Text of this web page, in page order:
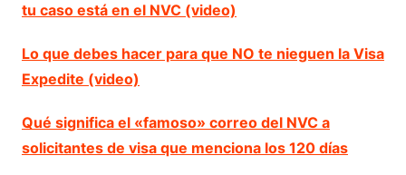
tu caso está en el NVC (video)
Lo que debes hacer para que NO te nieguen la Visa
Expedite (video)
Qué significa el «famoso» correo del NVC a
solicitantes de visa que menciona los 120 días